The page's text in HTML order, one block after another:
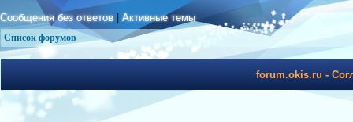
Сообщения без ответов |Активные темы
Список форумов
forum.okis.ru -